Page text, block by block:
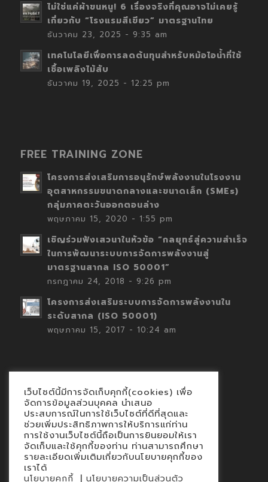
ไม่ใช่แค่ผ้าขนหนู! 6 เรื่องจริงที่คุณอาจไม่เคยรู้
เกี่ยวกับ “โรงแรมสีเขียว” มาตรฐานไทย
ธันวาคม 23, 2025 - 9:35 am
เทคโนโลยีเพื่อการลดต้นทุนสำหรับหม้อไอน้ำที่ใช้
เชื้อเพลิงไม้สับ
ธันวาคม 19, 2025 - 12:25 pm
FREE TRAINING ZONE
โครงการส่งเสริมการอนุรักษ์พลังงานในโรงงาน
อุตสาหกรรมขนาดกลางและขนาดเล็ก (SMEs)
กลุ่มภาคตะวันออกตอนล่าง
พฤษภาคม 15, 2020 - 1:55 pm
เชิญร่วมฟังเสวนาในหัวข้อ “กลยุทธ์สู่ความสำเร็จ
ในการพัฒนาระบบการจัดการพลังงานสู่
มาตรฐานสากล ISO 50001”
กรกฎาคม 24, 2018 - 9:26 pm
โครงการส่งเสริมระบบการจัดการพลังงานใน
ระดับสากล (ISO 50001)
พฤษภาคม 15, 2017 - 10:24 am
Contact
นโยบายคุกกี้
นโยบายข้อมูลส่วนบุคคล
เว็บไซต์นี้มีการจัดเก็บคุกกี้(cookies) เพื่อ
จัดการข้อมูลส่วนบุคคล นำเสนอ
ประสบการณ์ในการใช้เว็บไซต์ที่ดีที่สุดและ
ช่วยเพิ่มประสิทธิภาพการให้บริการแก่ท่าน
การใช้งานเว็บไซต์นี้ถือเป็นการยินยอมให้เรา
จัดเก็บและใช้คุกกี้ของท่าน ท่านสามารถศึกษา
รายละเอียดเพิ่มเติมเกี่ยวกับนโยบายคุกกี้ของ
เราได้
นโยบายคุกกี้ | นโยบายความเป็นส่วนตัว